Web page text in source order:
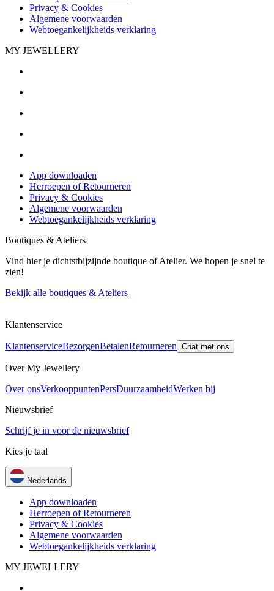
Privacy & Cookies
Algemene voorwaarden
Webtoegankelijkheids verklaring
MY JEWELLERY
App downloaden
Herroepen of Retourneren
Privacy & Cookies
Algemene voorwaarden
Webtoegankelijkheids verklaring
Boutiques & Ateliers
Vind hier je dichtstbijzijnde boutique of Atelier. We hopen je snel te
zien!
Bekijk alle boutiques & Ateliers
Klantenservice
KlantenserviceBezorgenBetalenRetourneren Chat met ons
Over My Jewellery
Over onsVerkooppuntenPersDuurzaamheidWerken bij
Nieuwsbrief
Schrijf je in voor de nieuwsbrief
Kies je taal
Nederlands
App downloaden
Herroepen of Retourneren
Privacy & Cookies
Algemene voorwaarden
Webtoegankelijkheids verklaring
MY JEWELLERY